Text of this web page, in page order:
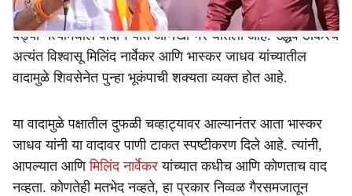
असल्याच्या चर्चांनी ठाकरेंचे टेन्शन वाढवले असतानाच पक्षातील दोन
बड्या नेत्यांमधील वादाने यात आणखी भर घातली आहे. उद्धव ठाकरेंचे
अत्यंत विश्वासू मिलिंद नार्वेकर आणि भास्कर जाधव यांच्यातील
वादामुळे शिवसेनेत पुन्हा भूकंपाची शक्यता व्यक्त होत आहे.
या वादामुळे पक्षातील दुफळी चव्हाट्यावर आल्यानंतर आता भास्कर
जाधव यांनी या वादावर पाणी टाकत स्पष्टीकरण दिले आहे. त्यांनी,
आपल्यात आणिमिलिंद नार्वेकर यांच्यात कधीच आणि कोणताच वाद
नव्हता. कोणतेही मतभेद नव्हते, हा प्रकार निव्वळ गैरसमजातून